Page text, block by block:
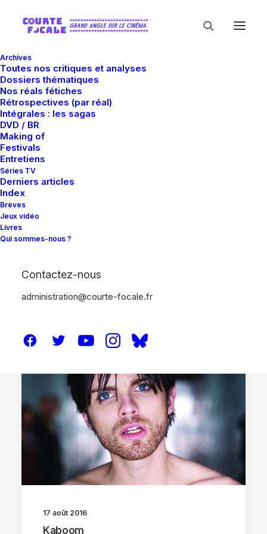
Archives
Toutes nos critiques et analyses
Dossiers thématiques
Nos réals fétiches
Rétrospectives (par réal)
Intégrales : les sagas
DVD / BR
Making of
Festivals
Entretiens
Séries TV
Derniers articles
Index
Brèves
Jeux vidéo
Livres
Qui sommes-nous ?
Contactez-nous
administration@courte-focale.fr
17 août 2016
Kaboom